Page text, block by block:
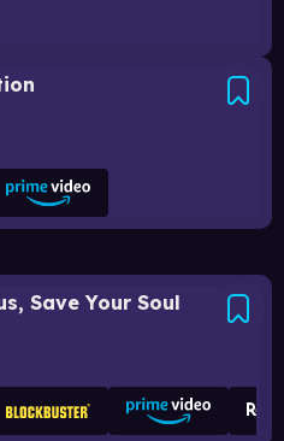
Save Your Soul